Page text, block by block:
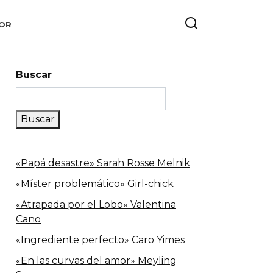
Buscar
Buscar
«Papá desastre» Sarah Rosse Melnik
«Míster problemático» Girl-chick
«Atrapada por el Lobo» Valentina
Cano
«Ingrediente perfecto» Caro Yimes
«En las curvas del amor» Meyling